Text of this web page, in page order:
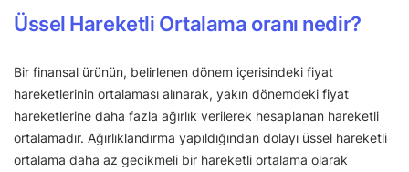
Üssel Hareketli Ortalama oranı nedir?
Bir finansal ürünün, belirlenen dönem içerisindeki fiyat
hareketlerinin ortalaması alınarak, yakın dönemdeki fiyat
hareketlerine daha fazla ağırlık verilerek hesaplanan hareketli
ortalamadır. Ağırlıklandırma yapıldığından dolayı üssel hareketli
ortalama daha az gecikmeli bir hareketli ortalama olarak